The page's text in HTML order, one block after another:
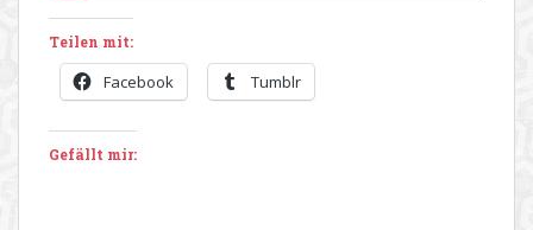
Teilen mit:
Facebook Tumblr
Gefällt mir: